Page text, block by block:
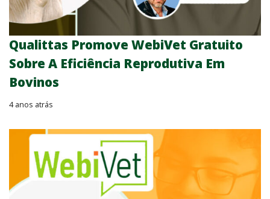
Qualittas Promove WebiVet Gratuito
Sobre A Eficiência Reprodutiva Em
Bovinos
4 anos atrás